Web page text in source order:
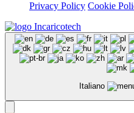
Privacy Policy Cookie
Italiano